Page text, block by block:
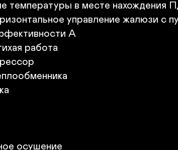
температуры в месте нахождения
управление жалюзи с
А
работа
осушение